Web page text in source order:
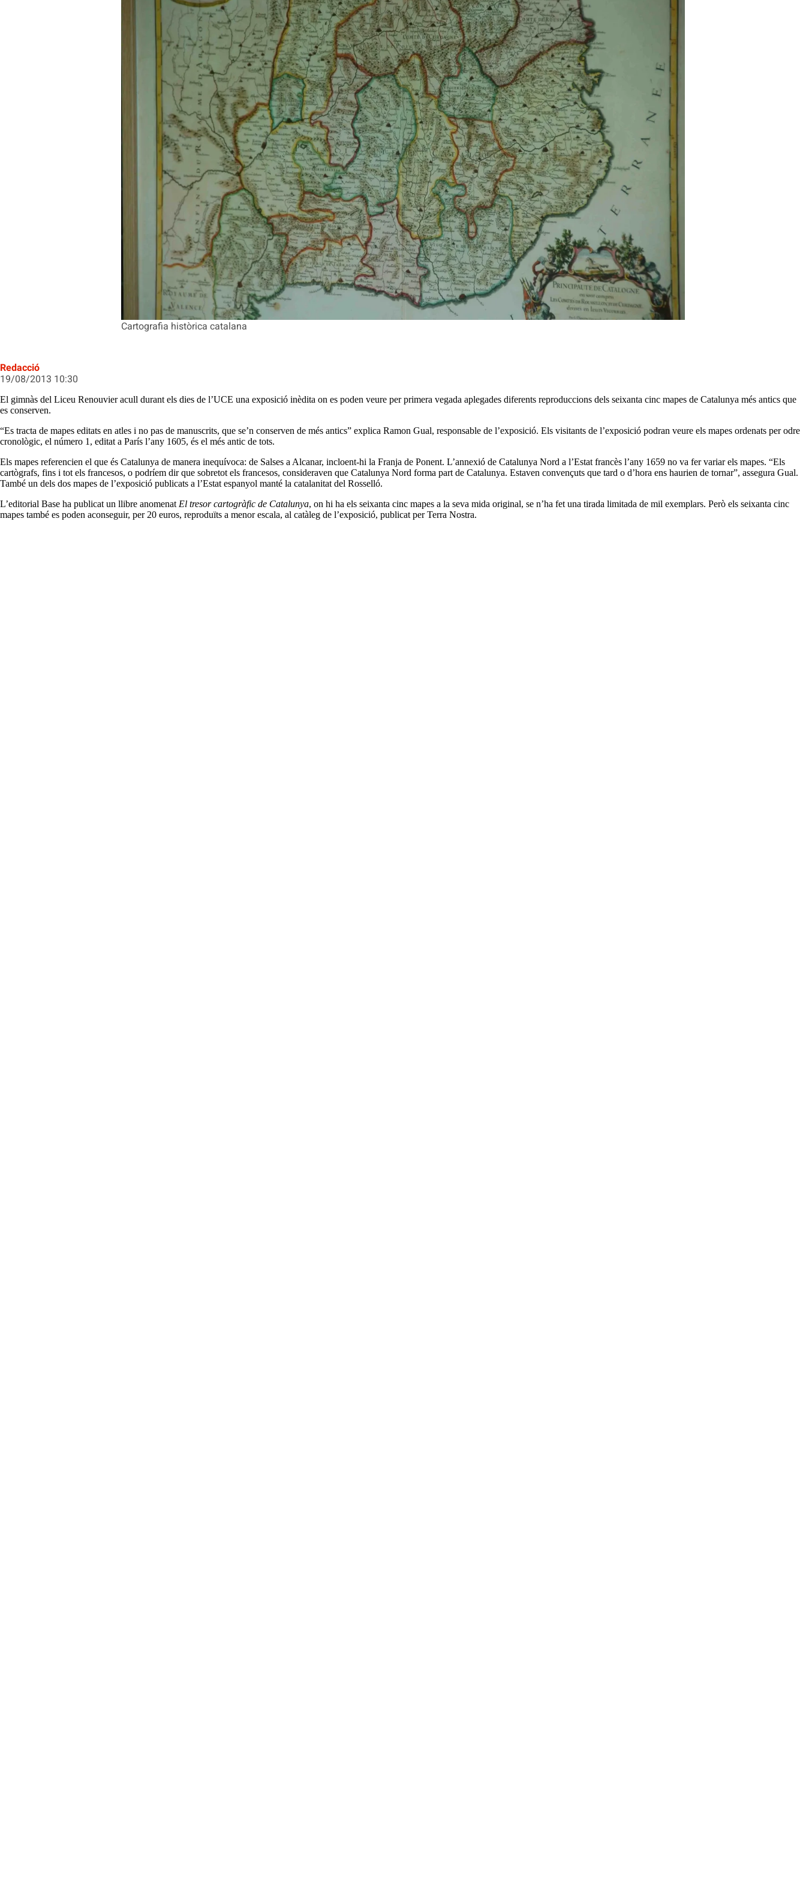
Cartografia històrica catalana
Redacció
19/08/2013 10:30
El gimnàs del Liceu Renouvier acull durant els dies de l’UCE una exposició inèdita on es poden veure per primera vegada aplegades diferents reproduccions dels seixanta cinc mapes de Catalunya més antics que
es conserven.
“Es tracta de mapes editats en atles i no pas de manuscrits, que se’n conserven de més antics” explica Ramon Gual, responsable de l’exposició. Els visitants de l’exposició podran veure els mapes ordenats per odre
cronològic, el número 1, editat a París l’any 1605, és el més antic de tots.
Els mapes referencien el que és Catalunya de manera inequívoca: de Salses a Alcanar, incloent-hi la Franja de Ponent. L’annexió de Catalunya Nord a l’Estat francès l’any 1659 no va fer variar els mapes. “Els
cartògrafs, fins i tot els francesos, o podríem dir que sobretot els francesos, consideraven que Catalunya Nord forma part de Catalunya. Estaven convençuts que tard o d’hora ens haurien de tornar”, assegura Gual.
També un dels dos mapes de l’exposició publicats a l’Estat espanyol manté la catalanitat del Rosselló.
L’editorial Base ha publicat un llibre anomenatEl tresor cartogràfic de Catalunya, on hi ha els seixanta cinc mapes a la seva mida original, se n’ha fet una tirada limitada de mil exemplars. Però els seixanta cinc
mapes també es poden aconseguir, per 20 euros, reproduïts a menor escala, al catàleg de l’exposició, publicat per Terra Nostra.